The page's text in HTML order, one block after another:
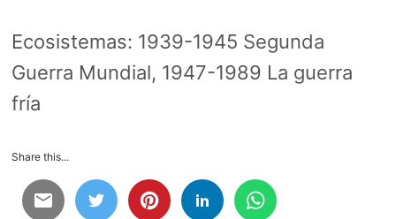
Ecosistemas: 1939-1945 Segunda
Guerra Mundial, 1947-1989 La guerra
fría
Share this...